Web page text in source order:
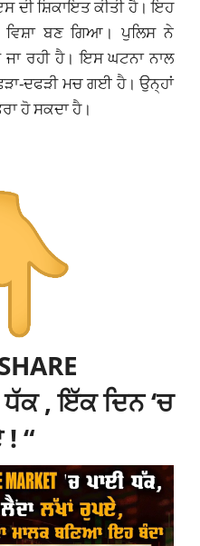
ਦੀ ਸ਼ਿਕਾਇਤ ਕੀਤੀ ਹੈ। ਇਹ
ਵਿਸ਼ਾ ਬਣ ਗਿਆ। ਪੁਲਿਸ ਨੇ
ਜਾ ਰਹੀ ਹੈ। ਇਸ ਘਟਨਾ ਨਾਲ
ਦਫੜੀ ਮਚ ਗਈ ਹੈ। ਉਨ੍ਹਾਂ
ਹੋ ਸਕਦਾ ਹੈ।
ਧੱਕ , ਇੱਕ ਦਿਨ ‘ਚ
! “